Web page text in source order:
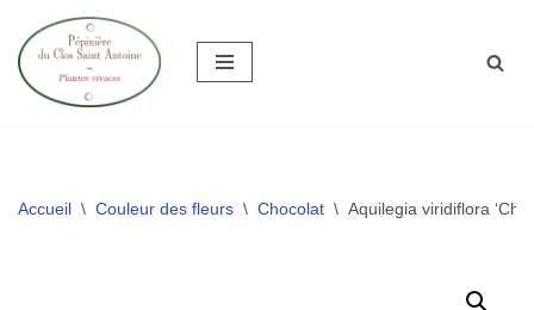
Aller
au
Accueil \ Couleur des fleurs \ Chocolat \ Aquilegia viridiflora